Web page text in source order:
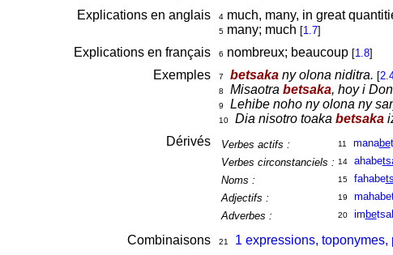
Explications en anglais 4much, many, in great
5many; much [1.7]
Explications en français 6 nombreux; beaucoup [1.8]
Exemples 7 betsakany olona niditra. [
8 Misaotra betsaka, hoy i
9 Lehibe noho ny olona ny
10 Dia nisotro toaka betsaka
Dérivés Verbes actifs : 11 manabe
Verbes circonstanciels : 14 ahabe
Noms :
15 fahabe
Adjectifs :
19
Adverbes :
20 im be
Combinaisons 21
1 expressions,